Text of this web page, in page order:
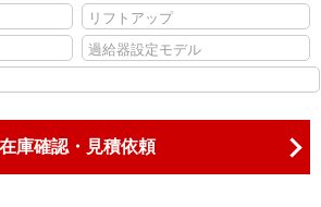
リフトアップ
過給器設定モデル
在庫確認・見積依頼